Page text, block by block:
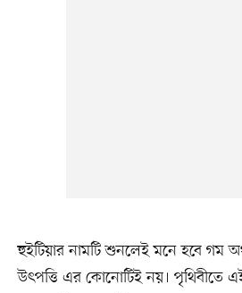
হুইটিয়ার নামটি শুনলেই মনে হবে গম
উৎপত্তি এর কোনোটিই নয়। পৃথিবীতে